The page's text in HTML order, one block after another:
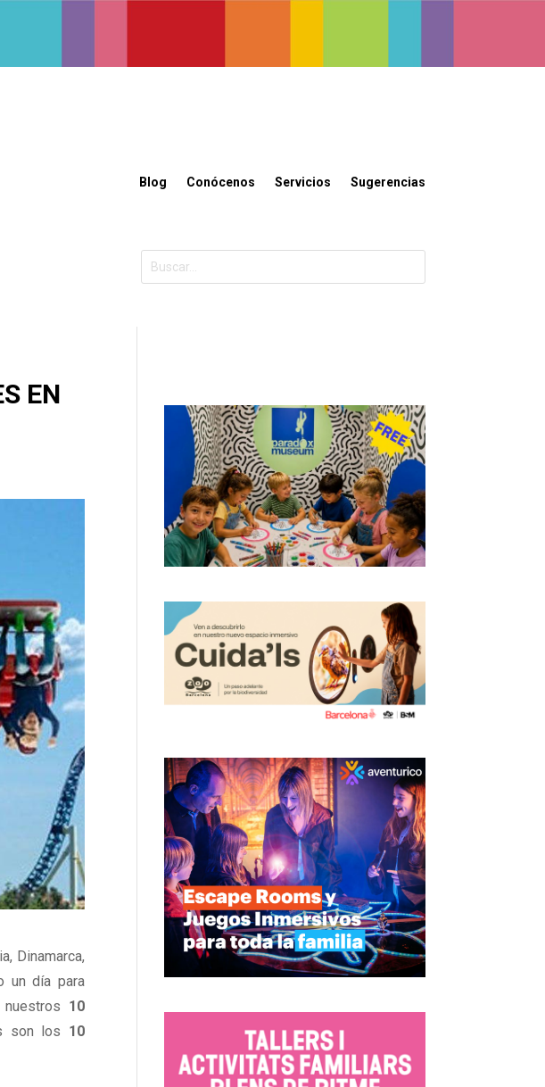
Blog Conócenos Servicios Sugerencias
EN
Dinamarca,
un día para
10
son los 10